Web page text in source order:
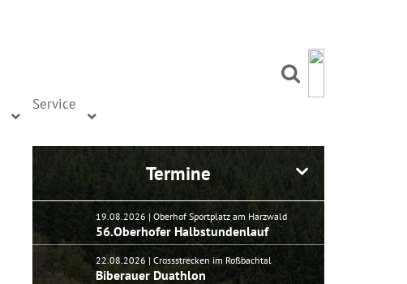
Service
Termine
19.08.2026 | Oberhof Sportplatz am Harzwald
56.Oberhofer Halbstundenlauf
22.08.2026 | Crossstrecken im Roßbachtal
Biberauer Duathlon